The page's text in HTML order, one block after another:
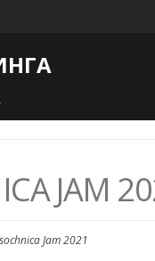
JAM
Jam 2021